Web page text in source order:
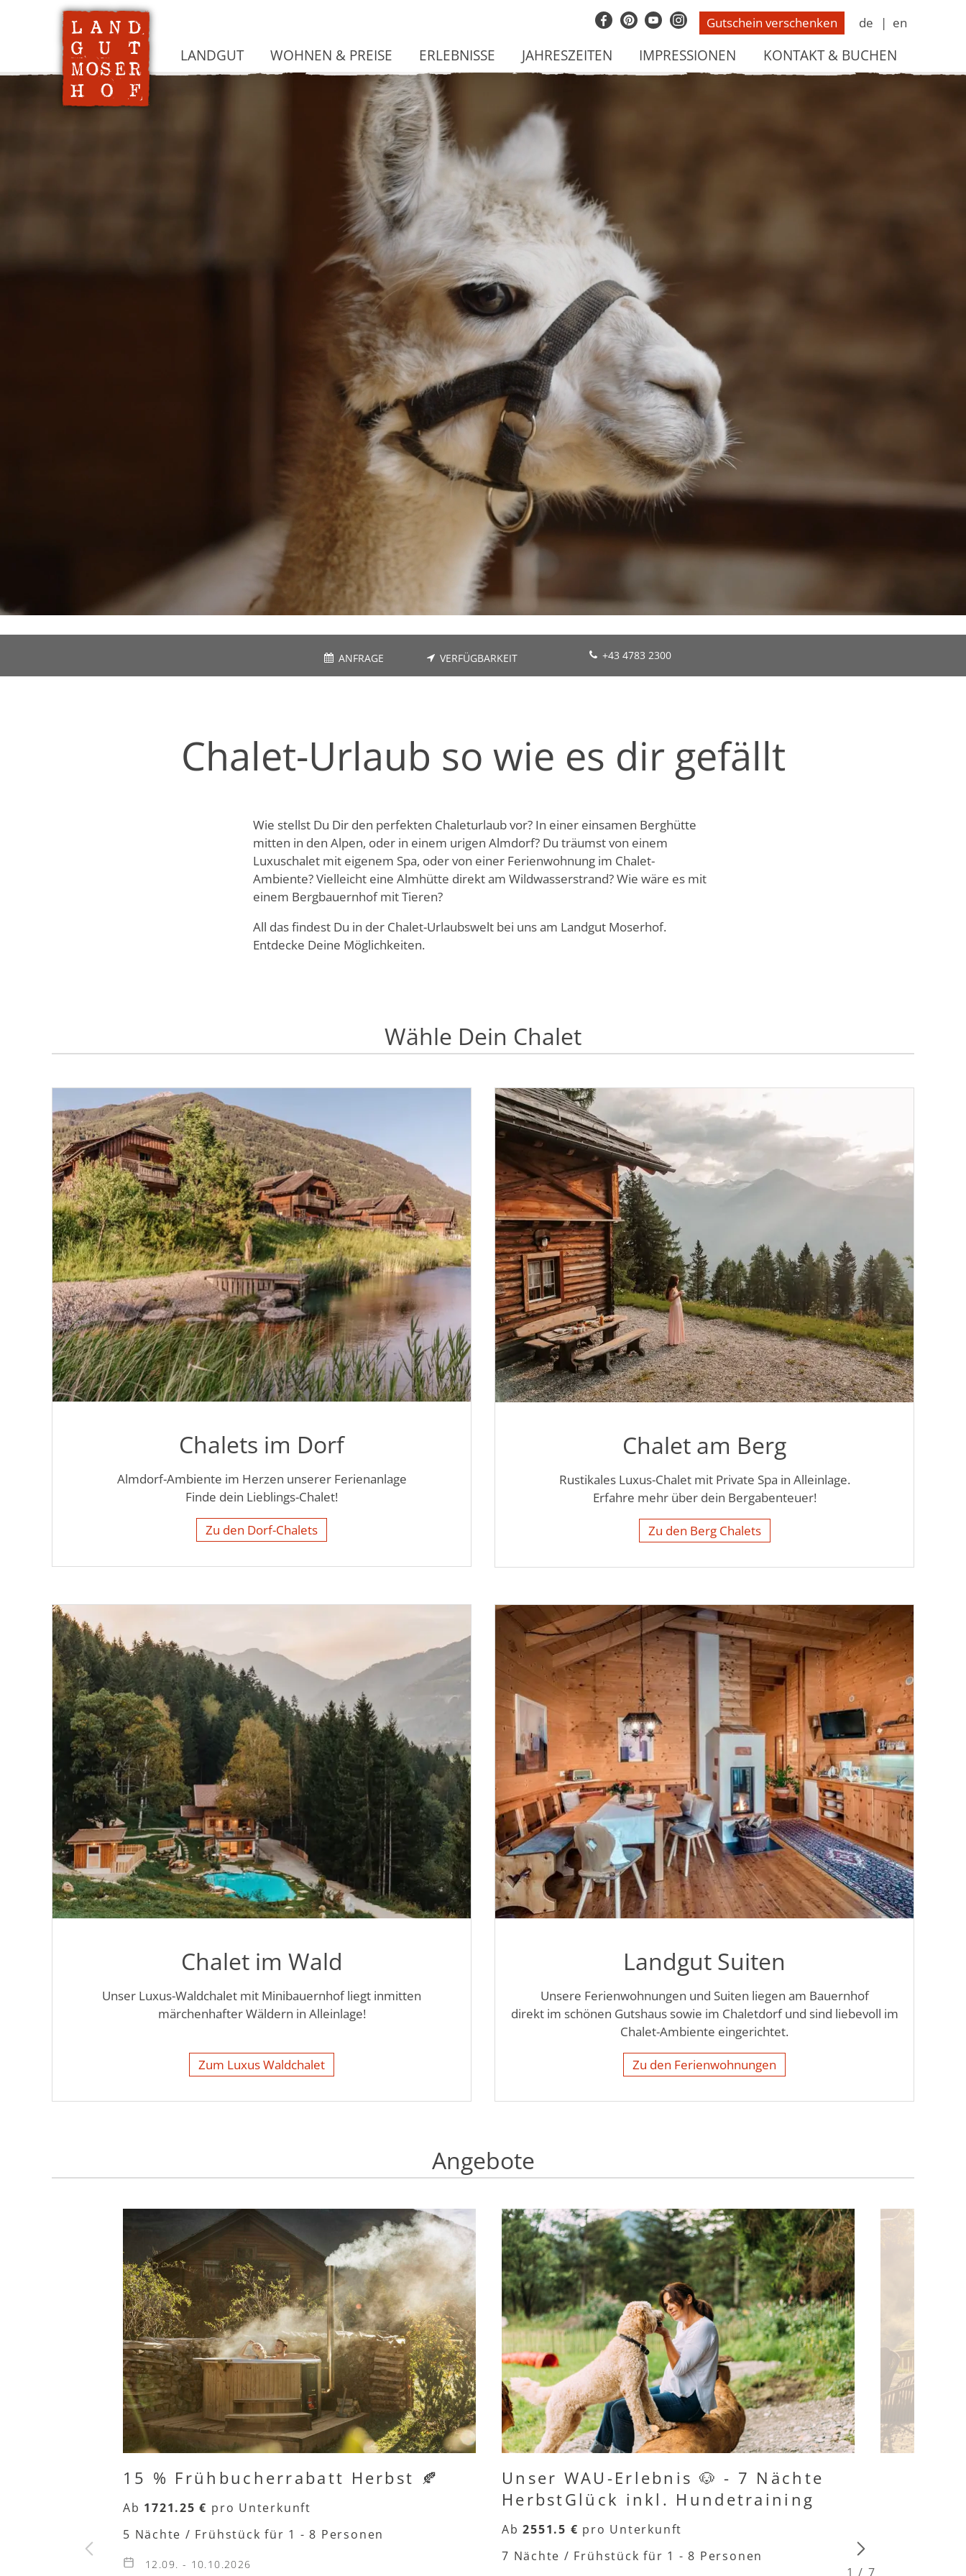
de en
Gutschein verschenken
LANDGUT WOHNEN & PREISE ERLEBNISSE JAHRESZEITEN IMPRESSIONEN KONTAKT & BUCHEN
ANFRAGE VERFÜGBARKEIT +43 4783 2300
Chalet-Urlaub so wie es dir gefällt
Wie stellst Du Dir den perfekten Chaleturlaub vor? In einer einsamen Berghütte
mitten in den Alpen, oder in einem urigen Almdorf? Du träumst von einem
Luxuschalet mit eigenem Spa, oder von einer Ferienwohnung im Chalet-
Ambiente? Vielleicht eine Almhütte direkt am Wildwasserstrand? Wie wäre es mit
einem Bergbauernhof mit Tieren?
All das findest Du in der Chalet-Urlaubswelt bei uns am Landgut Moserhof.
Entdecke Deine Möglichkeiten.
Wähle Dein Chalet
Chalets im Dorf
Almdorf-Ambiente im Herzen unserer Ferienanlage
Finde dein Lieblings-Chalet!
Zu den Dorf-Chalets
Chalet am Berg
Rustikales Luxus-Chalet mit Private Spa in Alleinlage.
Erfahre mehr über dein Bergabenteuer!
Zu den Berg Chalets
Chalet im Wald
Unser Luxus-Waldchalet mit Minibauernhof liegt inmitten
märchenhafter Wäldern in Alleinlage!
Zum Luxus Waldchalet
Landgut Suiten
Unsere Ferienwohnungen und Suiten liegen am Bauernhof
direkt im schönen Gutshaus sowie im Chaletdorf und sind liebevoll im
Chalet-Ambiente eingerichtet.
Zu den Ferienwohnungen
Angebote
15 % Frühbucherrabatt Herbst 🍂
Ab 1721.25 € pro Unterkunft
5 Nächte / Frühstückfür 1 - 8 Personen
12.09. - 10.10.2026
Unser WAU-Erlebnis 🐶 - 7 Nächte
HerbstGlück inkl. Hundetraining
Ab 2551.5 € pro Unterkunft
7 Nächte / Frühstückfür 1 - 8 Personen
1 / 7